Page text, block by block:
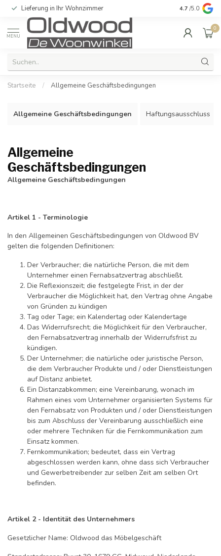
Lieferung in Ihr Wohnzimmer Qualität und
4.7 /5.0
MENU
0
Startseite / Allgemeine Geschäftsbedingungen
Allgemeine Geschäftsbedingungen Haftungsausschluss
Allgemeine
Geschäftsbedingungen
Allgemeine Geschäftsbedingungen
Artikel 1 - Terminologie
In den Allgemeinen Geschäftsbedingungen von Oldwood BV
gelten die folgenden Definitionen:
Der Verbraucher; die natürliche Person, die mit dem
Unternehmer einen Fernabsatzvertrag abschließt.
Die Reflexionszeit; die festgelegte Frist, in der der
Verbraucher die Möglichkeit hat, den Vertrag ohne Angabe
von Gründen zu kündigen
Tag oder Tage; ein Kalendertag oder Kalendertage
Das Widerrufsrecht; die Möglichkeit für den Verbraucher,
den Fernabsatzvertrag innerhalb der Widerrufsfrist zu
kündigen.
Der Unternehmer; die natürliche oder juristische Person,
die dem Verbraucher Produkte und / oder Dienstleistungen
auf Distanz anbietet.
Ein Distanzabkommen; eine Vereinbarung, wonach im
Rahmen eines vom Unternehmer organisierten Systems für
den Fernabsatz von Produkten und / oder Dienstleistungen
bis zum Abschluss der Vereinbarung ausschließlich eine
oder mehrere Techniken für die Fernkommunikation zum
Einsatz kommen.
Fernkommunikation; bedeutet, dass ein Vertrag
abgeschlossen werden kann, ohne dass sich Verbraucher
und Gewerbetreibender zur selben Zeit am selben Ort
befinden.
Artikel 2 - Identität des Unternehmers
Gesetzlicher Name: Oldwood das Möbelgeschäft